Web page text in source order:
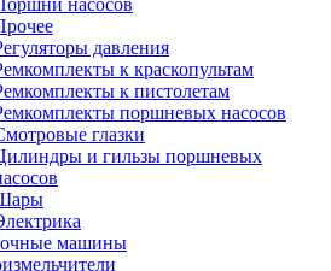
насосов
давления
к краскопультам
к пистолетам
поршневых насосов
глазки
и гильзы поршневых
машины